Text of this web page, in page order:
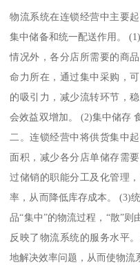
物流系统在连锁经营中主要
集中储备和统一配送作用。
情况外，各分店所需要的商
命力所在，通过集中采购，
的吸引力，减少流转环节，
会效益双增加。 (2)集中储存
二。连锁经营中将供货集中
面积，减少各分店单储存需
过储销的职能分工及化管理
率，从而降低库存成本。 (3)
品“集中”的物流过程，“散”
反映了物流系统的服务水平
地解决效率问题，从而使物流